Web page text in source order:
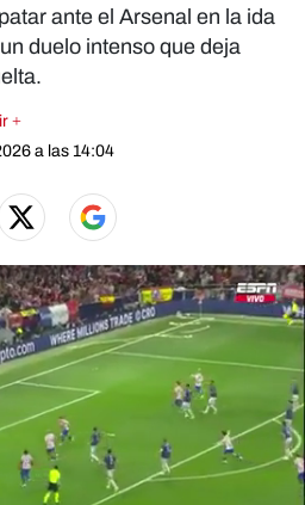
ante el Arsenal en la ida
duelo intenso que deja
+
a las 14:04